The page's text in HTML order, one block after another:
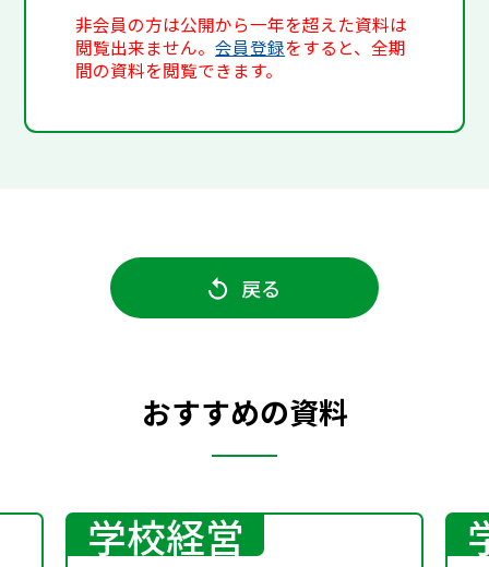
非会員の方は公開から一年を超えた資料は
閲覧出来ません。会員登録をすると、全期
間の資料を閲覧できます。
戻る
おすすめの資料
学校経営